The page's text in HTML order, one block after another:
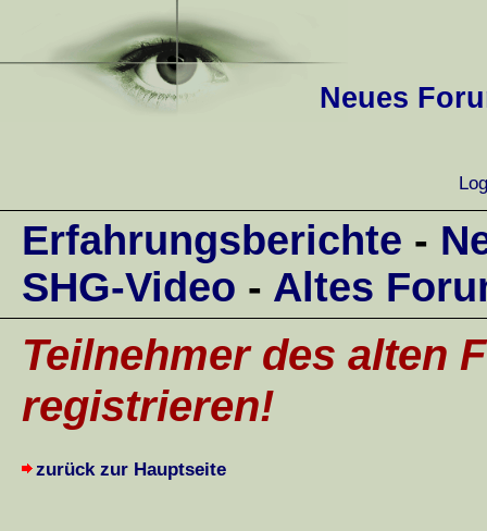
Neues
Erfahrungsberichte -
SHG-Video - Altes
Teilnehmer des alten
registrieren!
zurück zur Hauptseite